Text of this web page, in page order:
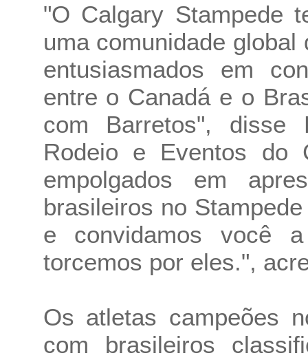
"O Calgary Stampede
uma comunidade
entusiasmados em
entre o Canadá e o
com Barretos", disse
Rodeio e Eventos do
empolgados em
brasileiros no
e convidamos você
torcemos por eles.",
Os atletas campeões
com brasileiros